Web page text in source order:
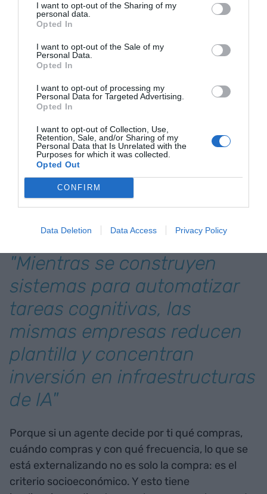
I want to opt-out of the Sharing of my
personal data.
Opted In
I want to opt-out of the Sale of my
Personal Data.
Opted In
I want to opt-out of processing my
Personal Data for Targeted Advertising.
Opted In
I want to opt-out of Collection, Use,
Retention, Sale, and/or Sharing of my
Personal Data that Is Unrelated with the
Purposes for which it was collected.
Opted Out
CONFIRM
Data Deletion Data Access Privacy Policy
Googledecidió qué noticias veías, y si las redes
sociales se aventuraron a decir qué amigos eran
importantes para ti, estos sistemas de
haces, quién eres, y cómo vives.
Siempre he pensado que decidimos más con la
cartera cuando salimos a comprar que con el voto
en una urna cada cuatro años. Pero esto se
complica aún más cuando la cartera deja de estar
en tu bolsillo y pasa a ser decisión de una fórmula
matemática programada por alguien que quizás
no tiene tus ideales.
"Mientras se construyen
sistemas para automatizar
tareas cognitivas, las
mismas empresas reducen
plantilla y concentran
inversión en infraestructuras
de IA"
Porque si un agente decide por ti qué compras,
cuándo compras y con qué frecuencia, lo que se
está externalizando no es solo la compra: es el
criterio socioeconómico. Y esto tiene